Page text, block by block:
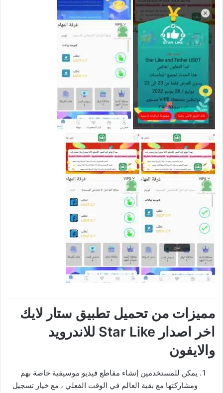
مميزات من تحميل تطبيق ستار لايك
اخر اصدار Star Like للاندرويد
والايفون
يمكن للمستخدمين إنشاء مقاطع فيديو موسيقية خاصة بهم
ومشاركتها مع بقية العالم في الوقت الفعلي ، مع خيار تسجيل